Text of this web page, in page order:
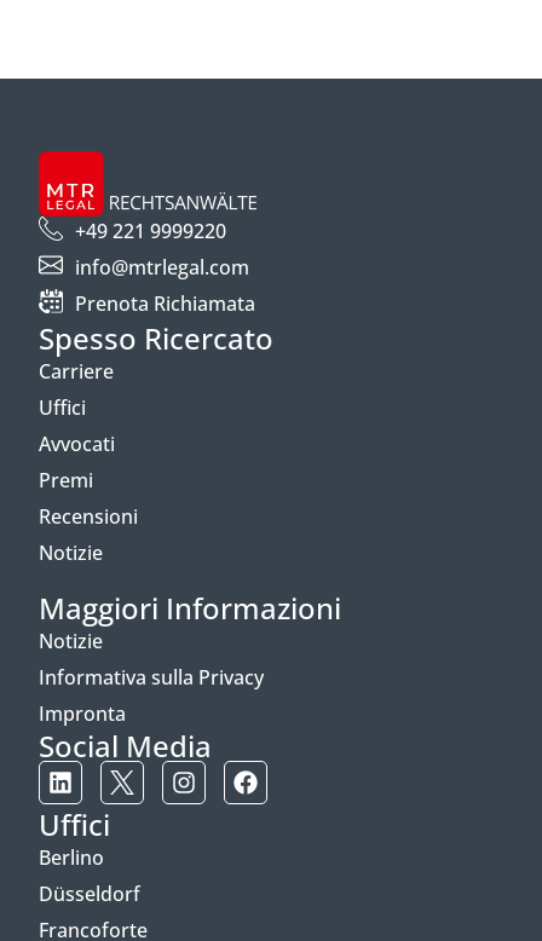
+49 221 9999220
info@mtrlegal.com
Prenota Richiamata
Spesso Ricercato
Carriere
Uffici
Avvocati
Premi
Recensioni
Notizie
Maggiori Informazioni
Notizie
Informativa sulla Privacy
Impronta
Social Media
Uffici
Berlino
Düsseldorf
Francoforte